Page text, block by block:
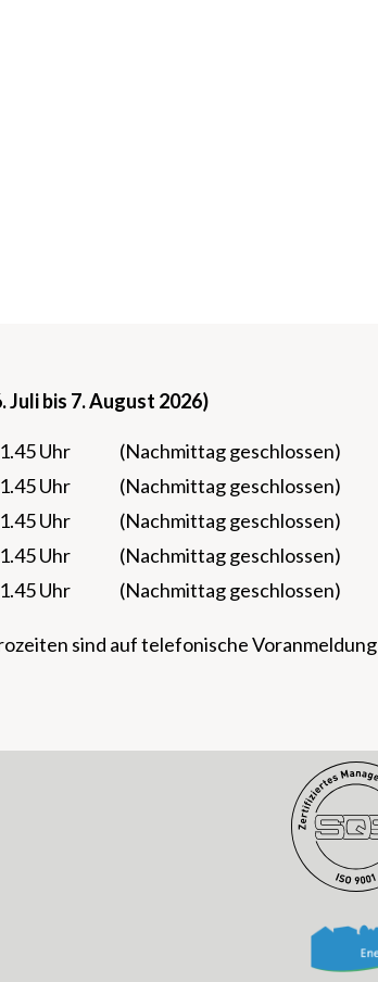
bis 7. August 2026)
Uhr
(Nachmittag geschlossen)
Uhr
(Nachmittag geschlossen)
Uhr
(Nachmittag geschlossen)
Uhr
(Nachmittag geschlossen)
Uhr (Nachmittag geschlossen)
sind auf telefonische Voranmeldung